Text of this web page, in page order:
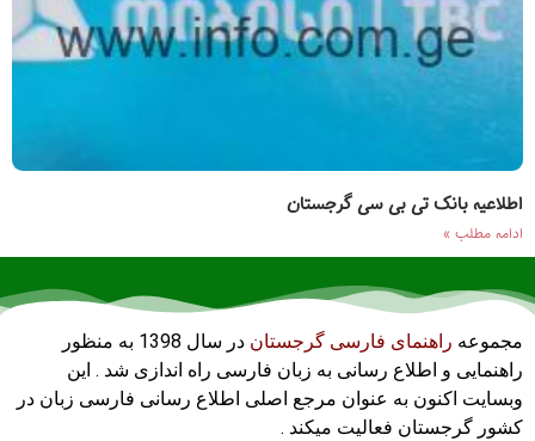
اطلاعیه بانک تی بی سی گرجستان
ادامه مطلب »
مجموعه راهنمای فارسی گرجستان
در سال 1398 به منظور
راهنمایی و اطلاع رسانی به زبان فارسی راه اندازی شد . این
وبسایت اکنون به عنوان مرجع اصلی اطلاع رسانی فارسی زبان در
کشور گرجستان فعالیت میکند .